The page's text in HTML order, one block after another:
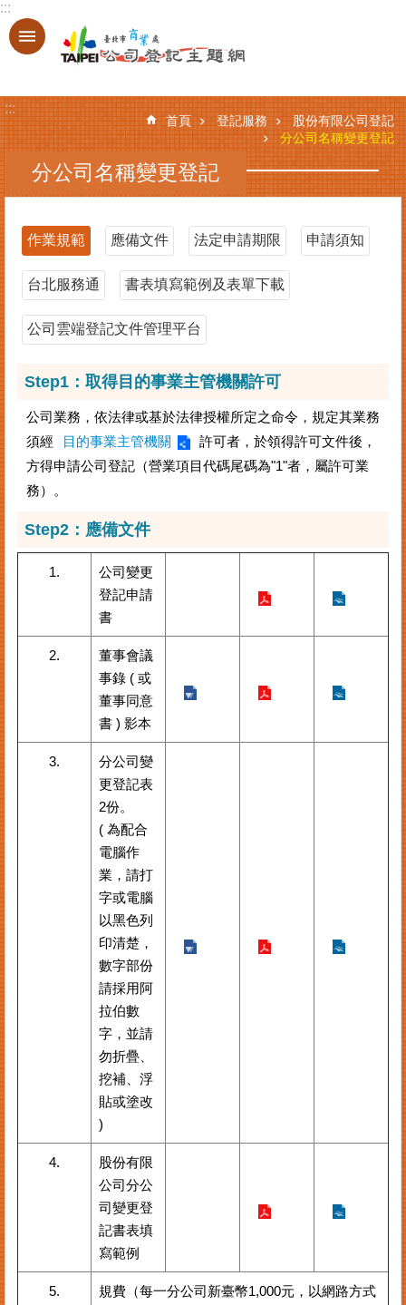
跳到主要內容區塊
進
搜
尋
登
務
資
料
詢
案
件
進
度
查
便
統
:::
:::
首頁 登記服務
股份有限公司登記
分公司名稱變更登記
分公司名稱變更登記
作業規範 應備文件 法定申請期限 申請須知
台北服務通 書表填寫範例及表單下載
公司雲端登記文件管理平台
Step1：取得目的事業主管機關許可
公司業務，依法律或基於法律授權所定之命令，規定其業務
須經
目的事業主管機關
許可者，於領得許可文件後，
方得申請公司登記（營業項目代碼尾碼為"1"者，屬許可業
務）。
Step2： 應備文件
1.
公司變更
登記申請
書
2.
董事會議
事錄 ( 或
董事同意
書 ) 影本
3.
分公司變
更登記表
2份。
( 為配合
電腦作
業，請打
字或電腦
以黑色列
印清楚，
數字部份
請採用阿
拉伯數
字，並請
勿折疊、
挖補、浮
貼或塗改
)
4.
股份有限
公司分公
司變更登
記書表填
寫範例
5.
規費（每一分公司新臺幣1,000元，以網路方式